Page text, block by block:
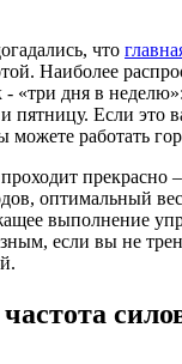
что
Наиболее
- «три дня в
пятницу. Если это
работать
прекрасно
оптимальный
выполнение
если вы не